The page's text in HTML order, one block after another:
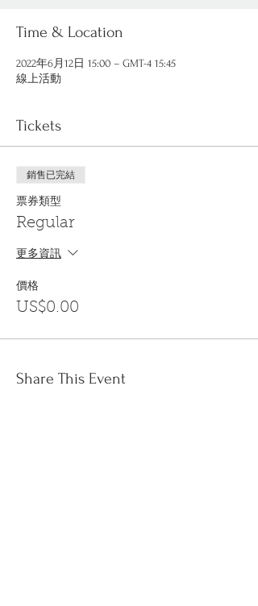
Time & Location
2022年6月12日 15:00 – GMT-4 15:45
線上活動
Tickets
銷售已完結
票券類型
Regular
更多資訊
價格
US$0.00
Share This Event